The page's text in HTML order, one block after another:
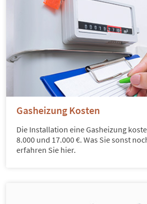
Gasheizung Kosten
Die Installation eine Gasheizung
8.000 und 17.000 €. Was Sie sonst
erfahren Sie hier.